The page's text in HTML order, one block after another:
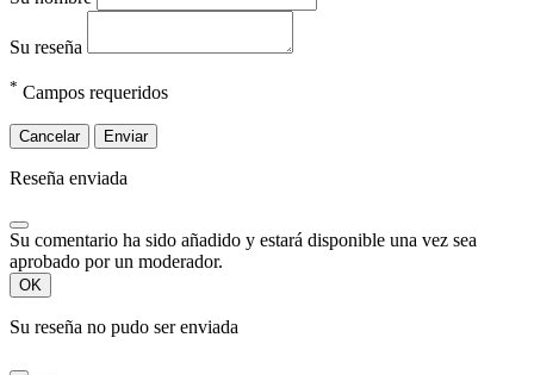
Su reseña
* Campos requeridos
Cancelar Enviar
Reseña enviada
Su comentario ha sido añadido y estará disponible una vez sea
aprobado por un moderador.
OK
Su reseña no pudo ser enviada